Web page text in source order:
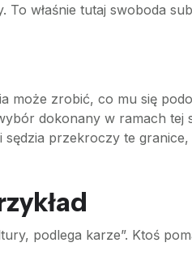
właśnie tutaj swoboda
może zrobić, co mu się
dokonany w ramach
przekroczy te
podlega karze”. Ktoś